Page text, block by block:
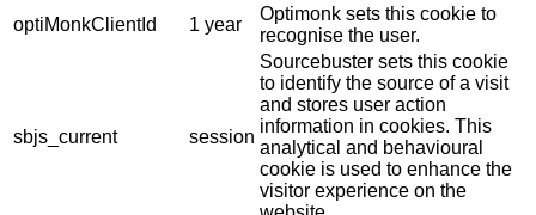
optiMonkClientId
1 year
Optimonk sets this cookie to
recognise the user.
sbjs_current session
Sourcebuster sets this cookie
to identify the source of a visit
and stores user action
information in cookies. This
analytical and behavioural
cookie is used to enhance the
visitor experience on the